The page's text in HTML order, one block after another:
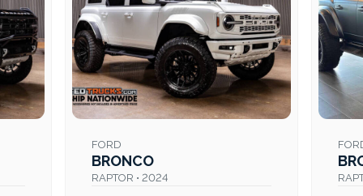
FORD
BRONCO
RAPTOR • 2024